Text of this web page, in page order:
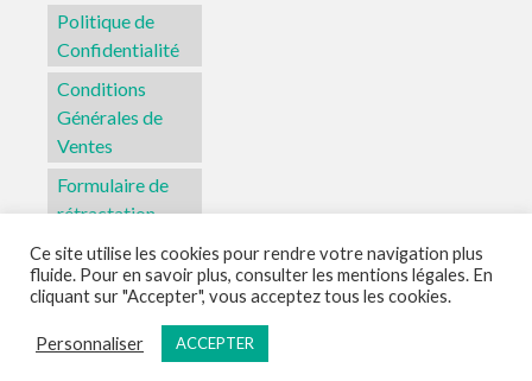
Politique de
Confidentialité
Conditions
Générales de
Ventes
Formulaire de
rétractation
Sites amis Plan du site Mentions légales Politique de Confidentialité
© 2026 L'Atelier Aka
Ce site utilise les cookies pour rendre votre navigation plus
fluide. Pour en savoir plus, consulter les mentions légales. En
cliquant sur "Accepter", vous acceptez tous les cookies.
Personnaliser ACCEPTER